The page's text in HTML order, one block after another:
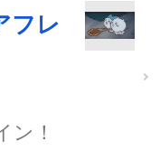
フレ
ン！